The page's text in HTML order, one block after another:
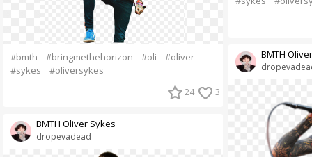
#bmth #bringmethehorizon #oli
#oliver
#sykes
#oliversykes
24 3
dropevadead
BMTH Oliver Sykes
BMTH